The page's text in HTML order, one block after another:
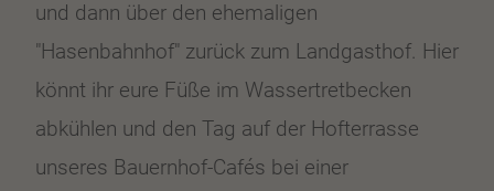
und dann über den ehemaligen
"Hasenbahnhof" zurück zum Landgasthof. Hier
könnt ihr eure Füße im Wassertretbecken
abkühlen und den Tag auf der Hofterrasse
unseres Bauernhof-Cafés bei einer